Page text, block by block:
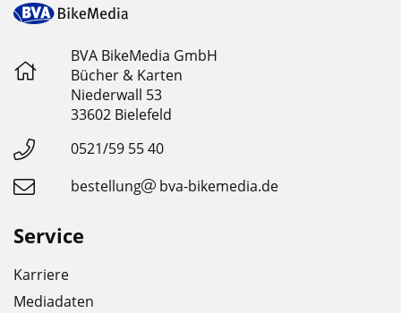
BVA BikeMedia GmbH
Bücher & Karten
Niederwall 53
33602 Bielefeld
0521/59 55 40
bestellung
bva-bikemedia.de
Service
Karriere
Mediadaten